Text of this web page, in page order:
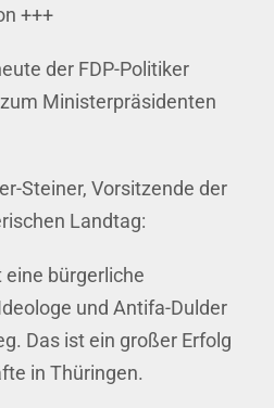
+++
der FDP-Politiker
Ministerpräsidenten
Steiner, Vorsitzende der
Landtag:
eine bürgerliche
und Antifa-Dulder
Das ist ein großer Erfolg
in Thüringen.